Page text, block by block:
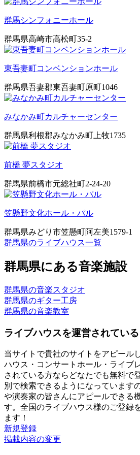
群馬シンフォニーホール
群馬県高崎市高松町35-2
東吾妻町コンベンションホール
群馬県吾妻郡東吾妻町原町1046
みなかみ町カルチャーセンター
群馬県利根郡みなかみ町上牧1735
前橋 夢スタジオ
群馬県前橋市元総社町2-24-20
笠懸野文化ホール・パル
群馬県みどり市笠懸町阿左美1579-1
群馬県のライブハウス一覧
群馬県にある音楽施設
群馬県の音楽スタジオ
群馬県のギター工房
群馬県の音楽教室
ライブハウスを運営されてい
当サイトで貴社のサイトをアピール
ハウス・コンサートホール・ライブ
されている方ならどなたでも無料で
別で検索できるようになっています
や演奏家の皆さんにアピールできる
す。全国のライブハウス様のご登録
ます！
新規登録
掲載内容の変更